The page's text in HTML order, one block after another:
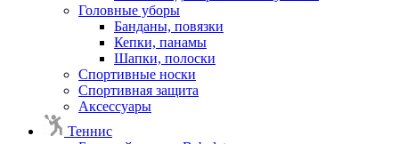
Головные уборы
Банданы, повязки
Кепки, панамы
Шапки, полоски
Спортивные носки
Спортивная защита
Аксессуары
Теннис